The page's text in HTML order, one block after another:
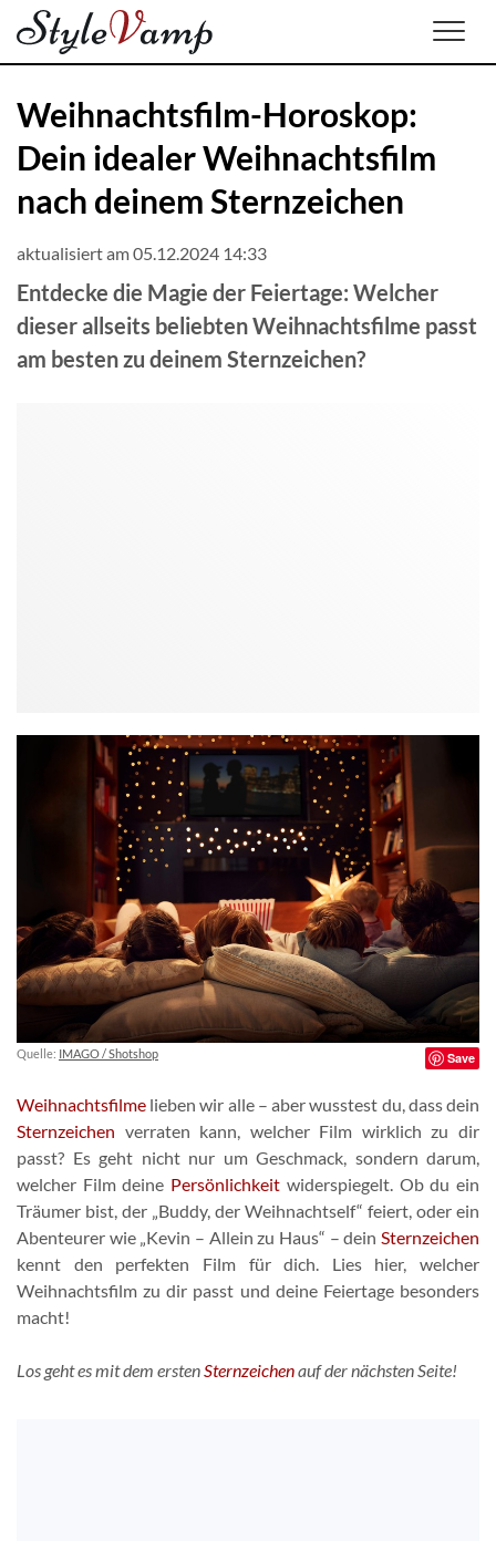
Weihnachtsfilm-Horoskop:
Dein idealer Weihnachtsfilm
nach deinem Sternzeichen
aktualisiert am 05.12.2024 14:33
Entdecke die Magie der Feiertage: Welcher
dieser allseits beliebten Weihnachtsfilme passt
am besten zu deinem Sternzeichen?
Quelle: IMAGO / Shotshop Save
Weihnachtsfilme lieben wir alle – aber wusstest du, dass dein
Sternzeichen verraten kann, welcher Film wirklich zu dir
passt? Es geht nicht nur um Geschmack, sondern darum,
welcher Film deine Persönlichkeit widerspiegelt. Ob du ein
Träumer bist, der „Buddy, der Weihnachtself“ feiert, oder ein
Abenteurer wie „Kevin – Allein zu Haus“ – dein Sternzeichen
kennt den perfekten Film für dich. Lies hier, welcher
Weihnachtsfilm zu dir passt und deine Feiertage besonders
macht!
Los geht es mit dem erstenSternzeichenauf der nächsten Seite!